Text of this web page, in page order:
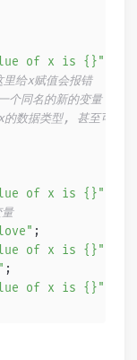
of x is {}"
x赋值会报错
同名的新的变量，就
数据类型, 甚至可以定
of x is {}"
;
of x is {}"
;
of x is {}"